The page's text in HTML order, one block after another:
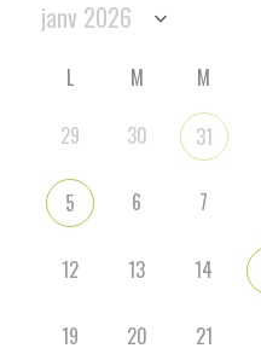
L M M
29
30 31
5 6 7
12 13 14
19 20 21